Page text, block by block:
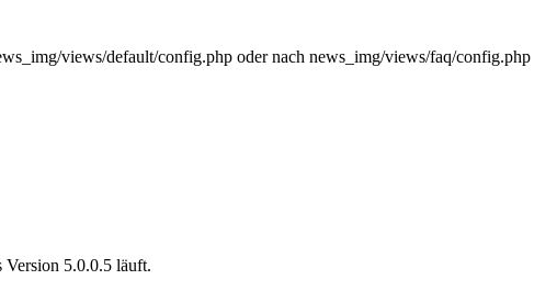
views/default/config.php oder nach news_img/views/faq/config.php
Version 5.0.0.5 läuft.